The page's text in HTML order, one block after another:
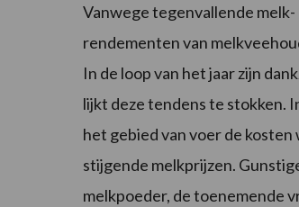
Vanwege tegenvallende
rendementen van
In de loop van het jaar zijn
lijkt deze tendens te stokken.
het gebied van voer de
stijgende melkprijzen.
melkpoeder, de toenemende